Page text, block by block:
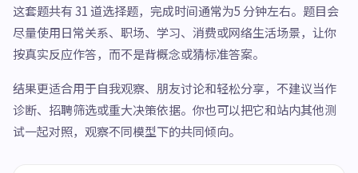
这套题共有 31 道选择题，完成时间通常为5 分钟左右。题目会
尽量使用日常关系、职场、学习、消费或网络生活场景，让你
按真实反应作答，而不是背概念或猜标准答案。
结果更适合用于自我观察、朋友讨论和轻松分享，不建议当作
诊断、招聘筛选或重大决策依据。你也可以把它和站内其他测
试一起对照，观察不同模型下的共同倾向。